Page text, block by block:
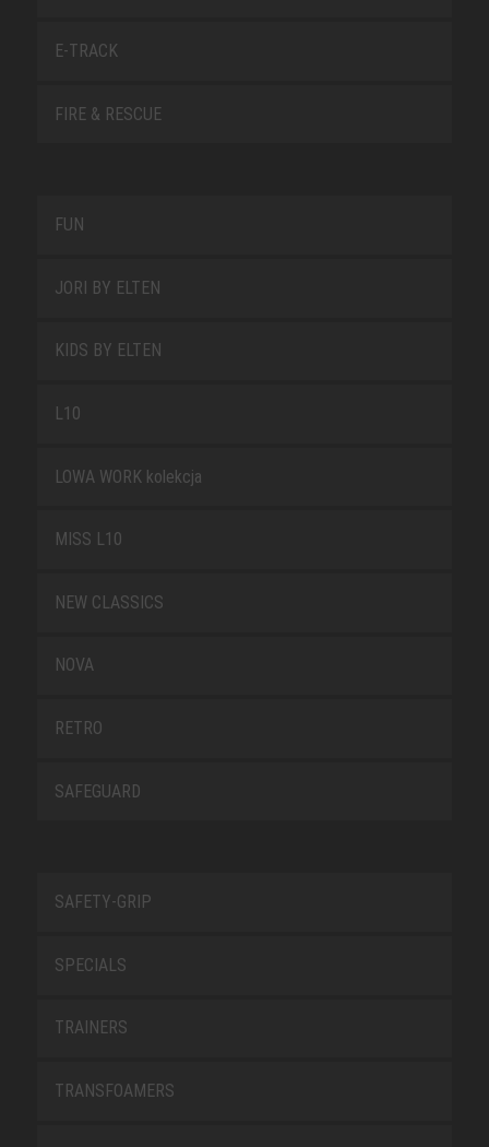
E-TRACK
FIRE & RESCUE
FUN
JORI BY ELTEN
KIDS BY ELTEN
L10
LOWA WORK kolekcja
MISS L10
NEW CLASSICS
NOVA
RETRO
SAFEGUARD
SAFETY-GRIP
SPECIALS
TRAINERS
TRANSFOAMERS